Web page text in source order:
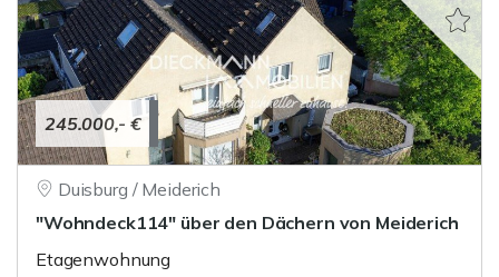
245.000,- €
Duisburg / Meiderich
"Wohndeck114" über den Dächern von Meiderich
Etagenwohnung